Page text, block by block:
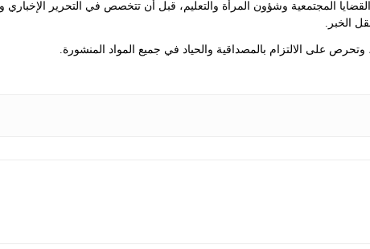
المجتمعية وشؤون المرأة والتعليم، قبل أن تتخصص في التحرير
الخبر.
على الالتزام بالمصداقية والحياد في جميع المواد المنشورة.